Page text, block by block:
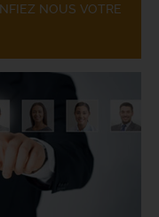
NOUS VOTRE